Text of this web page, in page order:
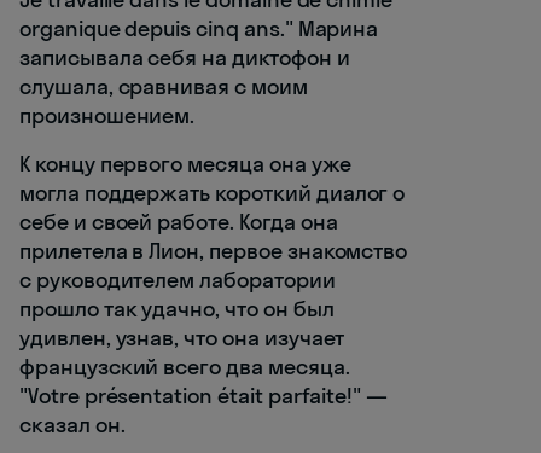
organique depuis cinq ans." Марина
записывала себя на диктофон и
слушала, сравнивая с моим
произношением.
К концу первого месяца она уже
могла поддержать короткий диалог о
себе и своей работе. Когда она
прилетела в Лион, первое знакомство
с руководителем лаборатории
прошло так удачно, что он был
удивлен, узнав, что она изучает
французский всего два месяца.
"Votre présentation était parfaite!" —
сказал он.